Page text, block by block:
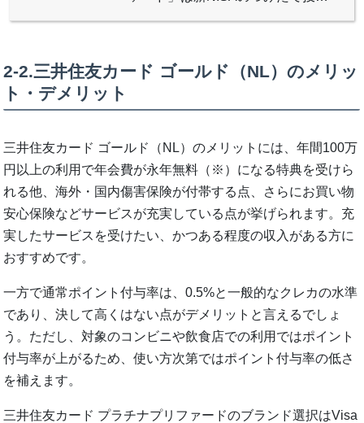
で超高付与率の5%を実現し、株や
が殺到する付与特化型プラチナカー
ドです。より賢く資産運用するため
プラチナプリファードを利用するメ
2-2.三井住友カード ゴールド（NL）のメリッ
ト・デメリット
三井住友カード ゴールド（NL）のメリットには、年間100万
円以上の利用で年会費が永年無料（※）になる特典を受けら
れる他、海外・国内傷害保険が付帯する点、さらにお買い物
安心保険などサービスが充実している点が挙げられます。充
実したサービスを受けたい、かつある程度の収入がある方に
おすすめです。
一方で通常ポイント付与率は、0.5%と一般的なクレカの水準
であり、決して高くはない点がデメリットと言えるでしょ
う。ただし、対象のコンビニや飲食店での利用ではポイント
付与率が上がるため、使い方次第ではポイント付与率の低さ
を補えます。
三井住友カード プラチナプリファードのブランド選択はVisa